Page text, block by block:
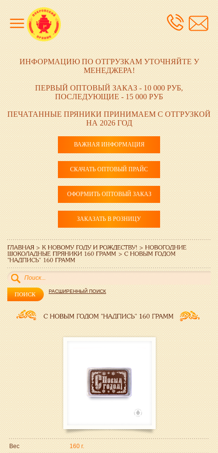
ИНФОРМАЦИЮ ПО ОТГРУЗКАМ УТОЧНЯЙТЕ У
МЕНЕДЖЕРА!
ПЕРВЫЙ ОПТОВЫЙ ЗАКАЗ - 10 000 РУБ,
ПОСЛЕДУЮЩИЕ - 15 000 РУБ
ПЕЧАТАННЫЕ ПРЯНИКИ ПРИНИМАЕМ С ОТГРУЗКОЙ
НА 2026 ГОД
ВАЖНАЯ ИНФОРМАЦИЯ
СКАЧАТЬ ОПТОВЫЙ ПРАЙС
ОФОРМИТЬ ОПТОВЫЙ ЗАКАЗ
ЗАКАЗАТЬ В РОЗНИЦУ
РАСШИРЕННЫЙ ПОИСК
Вес 160 г.